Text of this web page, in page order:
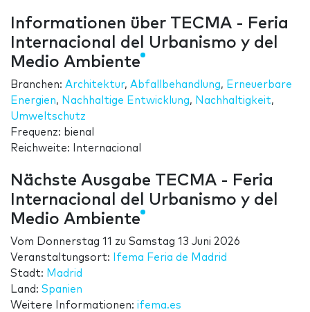
Informationen über TECMA - Feria
Internacional del Urbanismo y del
Medio Ambiente
Branchen: Architektur, Abfallbehandlung, Erneuerbare
Energien, Nachhaltige Entwicklung, Nachhaltigkeit,
Umweltschutz
Frequenz: bienal
Reichweite: Internacional
Nächste Ausgabe TECMA - Feria
Internacional del Urbanismo y del
Medio Ambiente
Vom Donnerstag 11 zu Samstag 13 Juni 2026
Veranstaltungsort:
Ifema Feria de Madrid
Stadt: Madrid
Land: Spanien
Weitere Informationen: ifema.es